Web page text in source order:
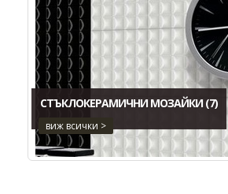
СТЪКЛОКЕРАМИЧНИ МОЗАЙКИ(7)
виж всички >